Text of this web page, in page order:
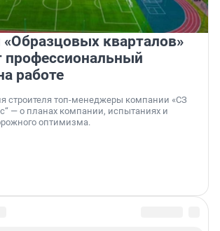
«Образцовых кварталов»
профессиональный
работе
строителя топ-менеджеры компании «СЗ
— о планах компании, испытаниях и
оптимизма.